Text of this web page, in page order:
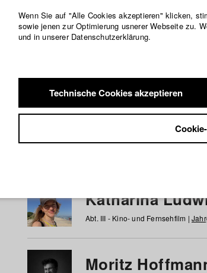
Studierende / Alumni
a b c d e f g h i j k l m n o p q
Katharina
Abt. III - Kino- und Fernsehfilm |
Moritz
Wenn Sie auf "Alle Cookies akzeptieren" klicken,
sowie jenen zur Optimierung usnerer Webseite zu.
und in unserer Datenschutzerklärung.
Technische Cookies akzeptieren